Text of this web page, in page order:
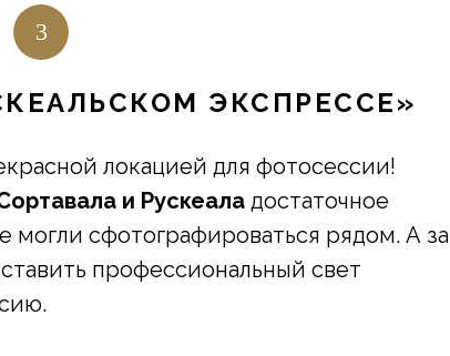
3
ЭКСПРЕССЕ»
локацией для фотосессии!
и Рускеала достаточное
сфотографироваться рядом. А за
профессиональный свет